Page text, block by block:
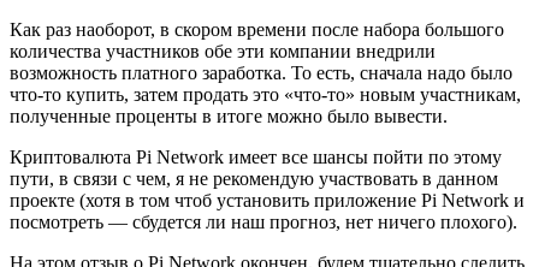
Как раз наоборот, в скором времени после набора большого
количества участников обе эти компании внедрили
возможность платного заработка. То есть, сначала надо было
что-то купить, затем продать это «что-то» новым участникам,
полученные проценты в итоге можно было вывести.
Криптовалюта Pi Network имеет все шансы пойти по этому
пути, в связи с чем, я не рекомендую участвовать в данном
проекте (хотя в том чтоб установить приложение Pi Network и
посмотреть — сбудется ли наш прогноз, нет ничего плохого).
На этом отзыв о Pi Network окончен, будем тщательно следить